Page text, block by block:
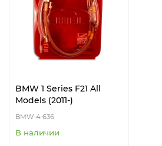
BMW 1 Series F21 All
Models (2011-)
BMW-4-636
В наличии